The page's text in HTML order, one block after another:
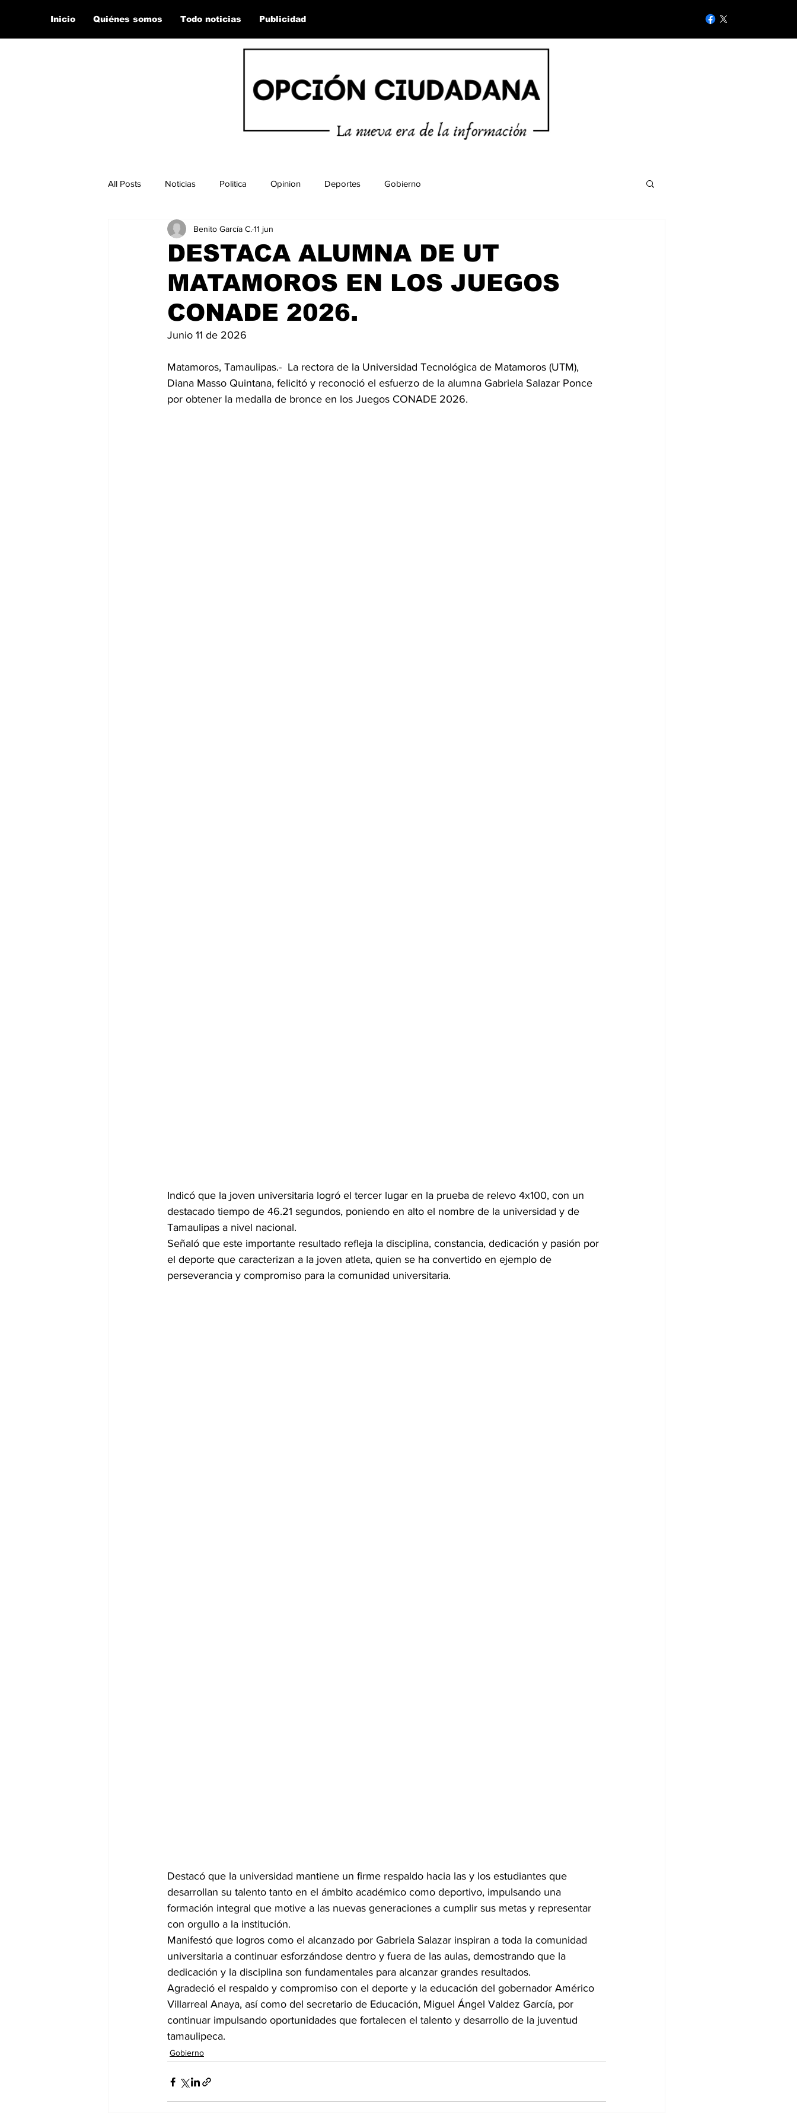
Inicio Quiénes somos Todo noticias Publicidad
All Posts Noticias Politica Opinion Deportes Gobierno
DESTACA ALUMNA DE UT
MATAMOROS EN LOS JUEGOS
CONADE 2026.
Benito García C. 11 jun
Junio 11 de 2026
Matamoros, Tamaulipas.-  La rectora de la Universidad Tecnológica de Matamoros (UTM),
Diana Masso Quintana, felicitó y reconoció el esfuerzo de la alumna Gabriela Salazar Ponce
por obtener la medalla de bronce en los Juegos CONADE 2026.
Indicó que la joven universitaria logró el tercer lugar en la prueba de relevo 4x100, con un
destacado tiempo de 46.21 segundos, poniendo en alto el nombre de la universidad y de
Tamaulipas a nivel nacional.
Señaló que este importante resultado refleja la disciplina, constancia, dedicación y pasión por
el deporte que caracterizan a la joven atleta, quien se ha convertido en ejemplo de
perseverancia y compromiso para la comunidad universitaria.
Destacó que la universidad mantiene un firme respaldo hacia las y los estudiantes que
desarrollan su talento tanto en el ámbito académico como deportivo, impulsando una
formación integral que motive a las nuevas generaciones a cumplir sus metas y representar
con orgullo a la institución.
Manifestó que logros como el alcanzado por Gabriela Salazar inspiran a toda la comunidad
universitaria a continuar esforzándose dentro y fuera de las aulas, demostrando que la
dedicación y la disciplina son fundamentales para alcanzar grandes resultados.
Agradeció el respaldo y compromiso con el deporte y la educación del gobernador Américo
Villarreal Anaya, así como del secretario de Educación, Miguel Ángel Valdez García, por
continuar impulsando oportunidades que fortalecen el talento y desarrollo de la juventud
tamaulipeca.
Gobierno